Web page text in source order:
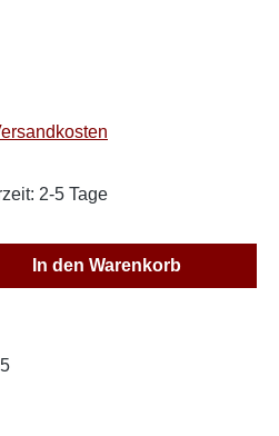
2-5 Tage
den gewünschten
In den Warenkorb